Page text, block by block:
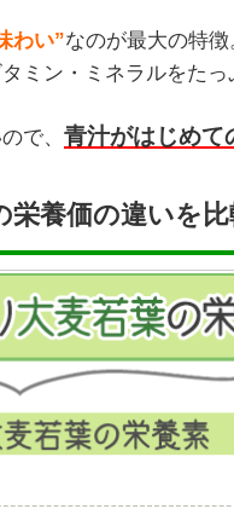
わい”なのが最大の特徴
ミン・ミネラルをたっ
で、 青汁がはじめて
養価の違いを比